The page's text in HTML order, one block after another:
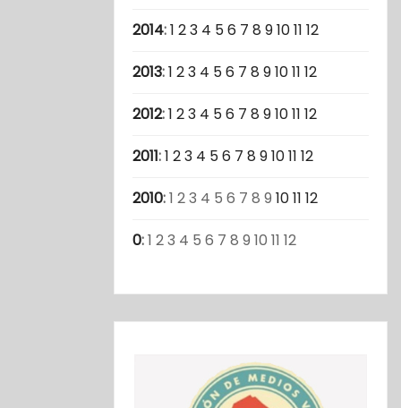
2014:1 23 4 56 7 8 91011 12
2013:1 23 4 56 7 8 91011 12
2012:1 23 4 56 7 8 91011 12
2011:1 23 4 56 7 8 91011 12
2010:1 23 4 5 6 7 8 9 1011 12
0:1 23 4 5 6 7 8 9 10 11 12